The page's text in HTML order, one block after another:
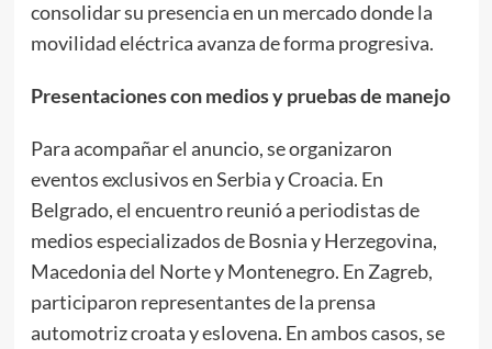
consolidar su presencia en un mercado donde la
movilidad eléctrica avanza de forma progresiva.
Presentaciones con medios y pruebas de manejo
Para acompañar el anuncio, se organizaron
eventos exclusivos en Serbia y Croacia. En
Belgrado, el encuentro reunió a periodistas de
medios especializados de Bosnia y Herzegovina,
Macedonia del Norte y Montenegro. En Zagreb,
participaron representantes de la prensa
automotriz croata y eslovena. En ambos casos, se